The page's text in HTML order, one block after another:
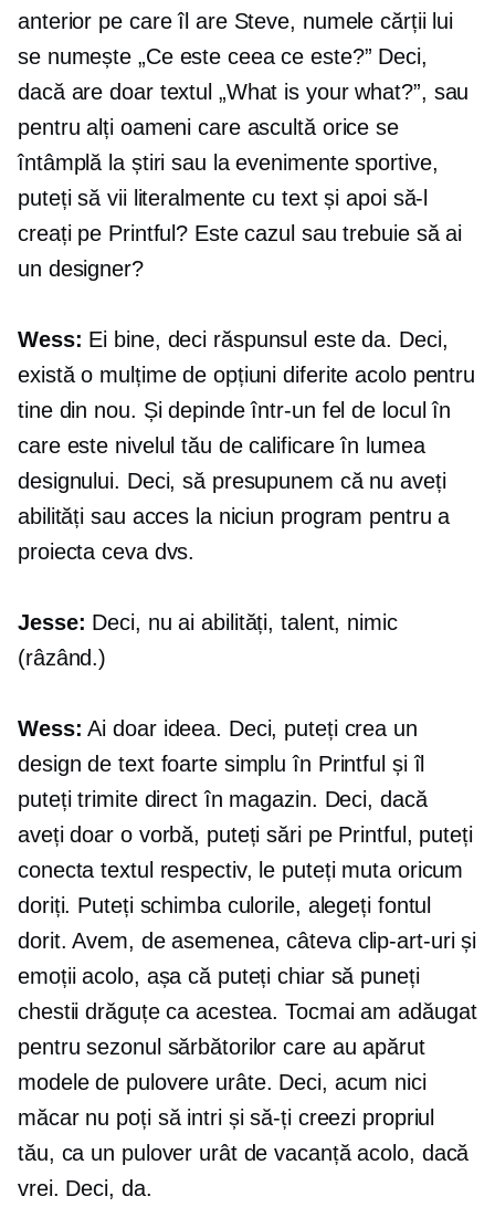
anterior pe care îl are Steve, numele cărții lui
se numește „Ce este ceea ce este?” Deci,
dacă are doar textul „What is your what?”, sau
pentru alți oameni care ascultă orice se
întâmplă la știri sau la evenimente sportive,
puteți să vii literalmente cu text și apoi să-l
creați pe Printful? Este cazul sau trebuie să ai
un designer?
Wess: Ei bine, deci răspunsul este da. Deci,
există o mulțime de opțiuni diferite acolo pentru
tine din nou. Și depinde într-un fel de locul în
care este nivelul tău de calificare în lumea
designului. Deci, să presupunem că nu aveți
abilități sau acces la niciun program pentru a
proiecta ceva dvs.
Jesse: Deci, nu ai abilități, talent, nimic
(râzând.)
Wess: Ai doar ideea. Deci, puteți crea un
design de text foarte simplu în Printful și îl
puteți trimite direct în magazin. Deci, dacă
aveți doar o vorbă, puteți sări pe Printful, puteți
conecta textul respectiv, le puteți muta oricum
doriți. Puteți schimba culorile, alegeți fontul
dorit. Avem, de asemenea, câteva clip-art-uri și
emoții acolo, așa că puteți chiar să puneți
chestii drăguțe ca acestea. Tocmai am adăugat
pentru sezonul sărbătorilor care au apărut
modele de pulovere urâte. Deci, acum nici
măcar nu poți să intri și să-ți creezi propriul
tău, ca un pulover urât de vacanță acolo, dacă
vrei. Deci, da.